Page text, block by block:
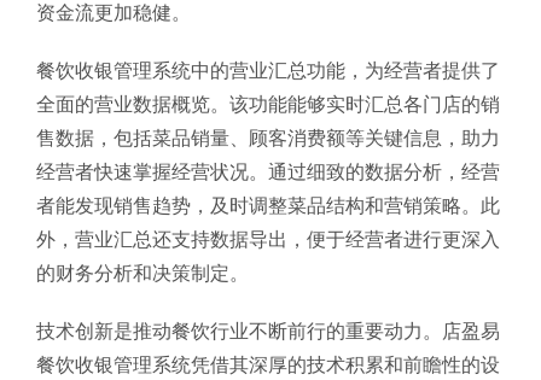
资金流更加稳健。
餐饮收银管理系统中的营业汇总功能，为经营者提供了
全面的营业数据概览。该功能能够实时汇总各门店的销
售数据，包括菜品销量、顾客消费额等关键信息，助力
经营者快速掌握经营状况。通过细致的数据分析，经营
者能发现销售趋势，及时调整菜品结构和营销策略。此
外，营业汇总还支持数据导出，便于经营者进行更深入
的财务分析和决策制定。
技术创新是推动餐饮行业不断前行的重要动力。店盈易
餐饮收银管理系统凭借其深厚的技术积累和前瞻性的设